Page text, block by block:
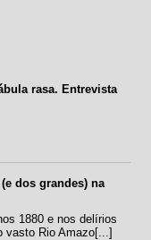
rasa. Entrevista
dos grandes) na
1880 e nos delírios
vasto Rio Amazo[...]